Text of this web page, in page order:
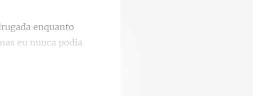
eu nunca podia